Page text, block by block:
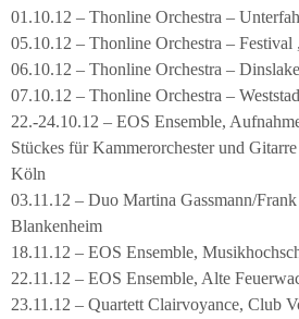
01.10.12 – Thonline Orchestra –
05.10.12 – Thonline Orchestra – Festival
06.10.12 – Thonline Orchestra –
07.10.12 – Thonline Orchestra –
22.-24.10.12 – EOS Ensemble,
Stückes für Kammerorchester und
Köln
03.11.12 – Duo Martina Gassmann/
Blankenheim
18.11.12 – EOS Ensemble,
22.11.12 – EOS Ensemble, Alte
23.11.12 – Quartett Clairvoyance, Club